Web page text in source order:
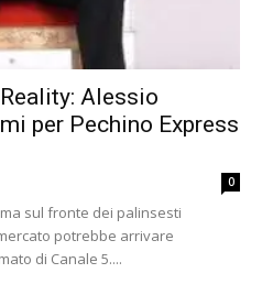
Alessio
per Pechino Express
0
sul fronte dei palinsesti
potrebbe arrivare
di Canale 5....